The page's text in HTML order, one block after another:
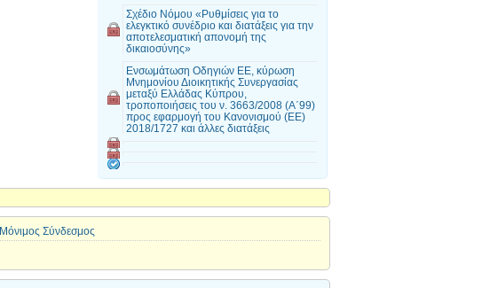
Σχέδιο Νόμου «Ρυθμίσεις για το
ελεγκτικό συνέδριο και διατάξεις για την
αποτελεσματική απονομή της
δικαιοσύνης»
Ενσωμάτωση Οδηγιών ΕΕ, κύρωση
Μνημονίου Διοικητικής Συνεργασίας
μεταξύ Ελλάδας Κύπρου,
τροποποιήσεις του ν. 3663/2008 (Α΄99)
προς εφαρμογή του Κανονισμού (ΕΕ)
2018/1727 και άλλες διατάξεις
Μόνιμος Σύνδεσμος